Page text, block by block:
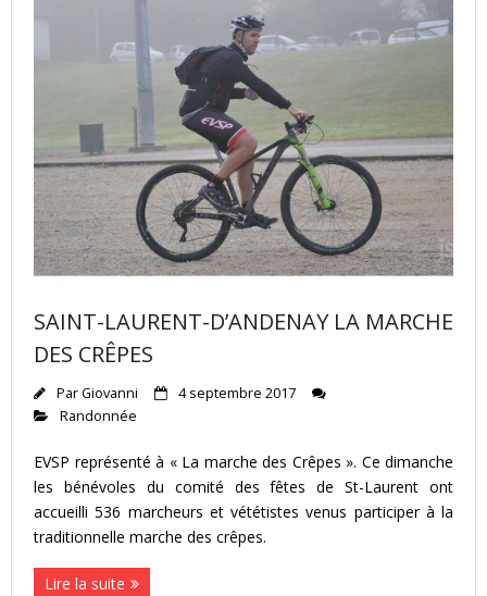
SAINT-LAURENT-D’ANDENAY LA MARCHE
DES CRÊPES
ParGiovanni
4 septembre 2017
Randonnée
EVSP représenté à « La marche des Crêpes ». Ce dimanche
les bénévoles du comité des fêtes de St-Laurent ont
accueilli 536 marcheurs et vététistes venus participer à la
traditionnelle marche des crêpes.
Lire la suite